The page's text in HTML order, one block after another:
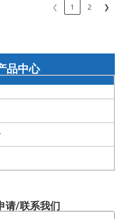
❮ 1 2 ❯
品中心
请/联系我们​